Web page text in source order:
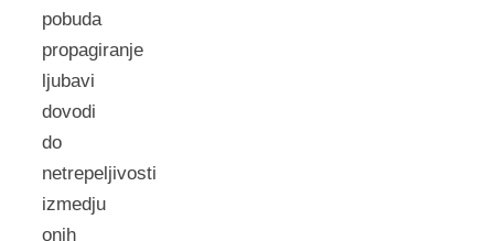
pobuda
propagiranje
ljubavi
dovodi
do
netrepeljivosti
izmedju
onih